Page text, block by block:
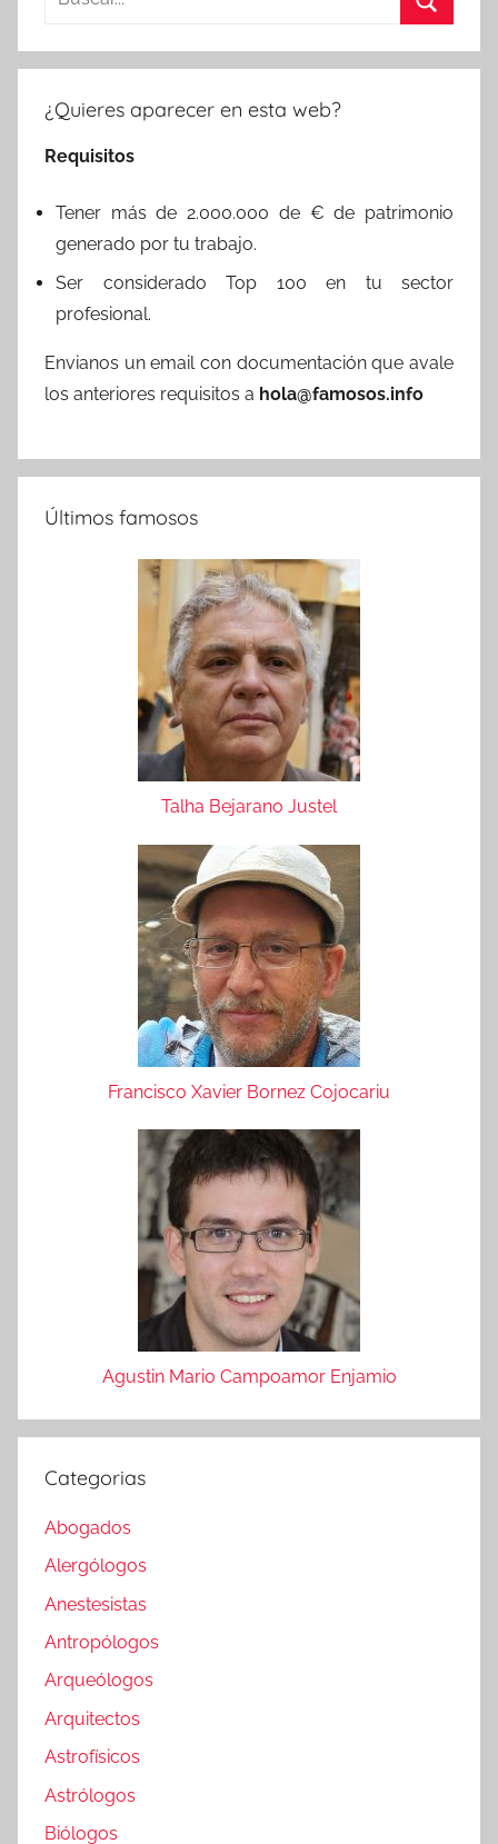
¿Quieres aparecer en esta web?
Requisitos
Tener más de 2.000.000 de € de patrimonio
generado por tu trabajo.
Ser considerado Top 100 en tu sector
profesional.
Envianos un email con documentación que avale
los anteriores requisitos a hola@famosos.info
Últimos famosos
Talha Bejarano Justel
Francisco Xavier Bornez Cojocariu
Agustin Mario Campoamor Enjamio
Categorias
Abogados
Alergólogos
Anestesistas
Antropólogos
Arqueólogos
Arquitectos
Astrofísicos
Astrólogos
Biólogos